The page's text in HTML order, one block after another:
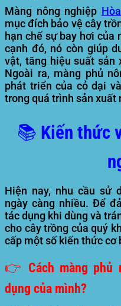
Màng nông nghiệp
mục đích bảo vệ cây
hạn chế sự bay hơi của
cạnh đó, nó còn giúp
vật, tăng hiệu suất sản
Ngoài ra, màng phủ
phát triển của cỏ dại
trong quá trình sản xuất
📚 Kiến thức
Hiện nay, nhu cầu sử
ngày càng nhiều. Để
tác dụng khi dùng và
cho cây trồng của quý
cấp một số kiến thức cơ
👉 Cách màng phủ
dụng của mình?